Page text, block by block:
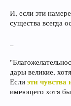
И, если эти
существа всегда
дары великие,
Если эти чувства
имеющего хотя